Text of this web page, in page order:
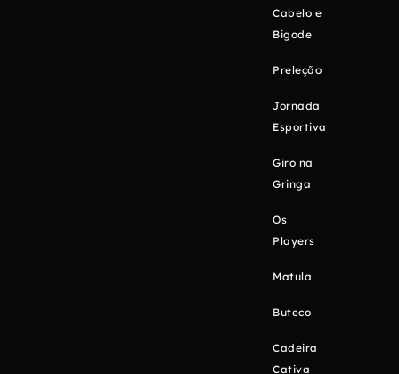
Cabelo e
Bigode
Preleção
Jornada
Esportiva
Giro na
Gringa
Os
Players
Matula
Buteco
Cadeira
Cativa